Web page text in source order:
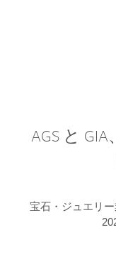
AGS と
宝石・ジュエリ